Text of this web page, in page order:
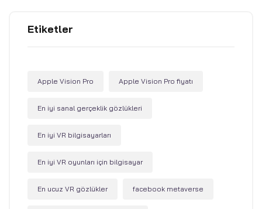
Etiketler
Apple Vision Pro Apple Vision Pro fiyatı
En iyi sanal gerçeklik gözlükleri
En iyi VR bilgisayarları
En iyi VR oyunları için bilgisayar
En ucuz VR gözlükler facebook metaverse